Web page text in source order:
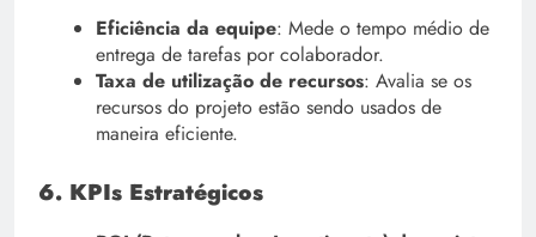
Eficiência da equipe: Mede o tempo médio de
entrega de tarefas por colaborador.
Taxa de utilização de recursos: Avalia se os
recursos do projeto estão sendo usados de
maneira eficiente.
6. KPIs Estratégicos